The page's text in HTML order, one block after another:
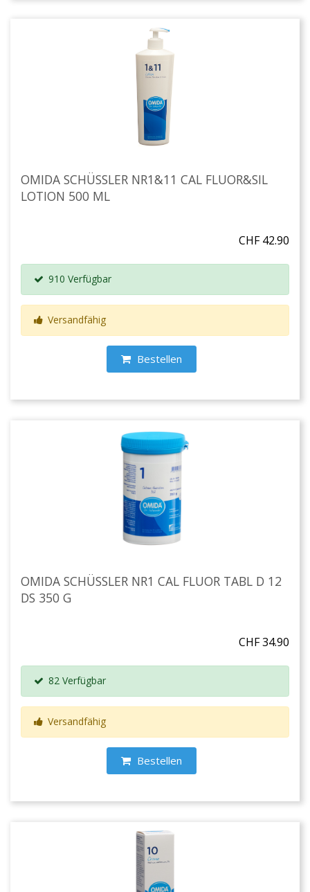
OMIDA SCHÜSSLER NR1&11 CAL FLUOR&SIL
LOTION 500 ML
CHF 42.90
910 Verfügbar
Versandfähig
Bestellen
OMIDA SCHÜSSLER NR1 CAL FLUOR TABL D 12
DS 350 G
CHF 34.90
82 Verfügbar
Versandfähig
Bestellen